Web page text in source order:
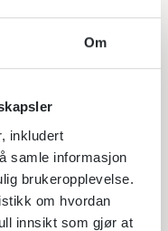
Om
inkludert
samle informasjon
brukeropplevelse.
om hvordan
innsikt som gjør at
minst én frisk
at
prosedyre og
trenet